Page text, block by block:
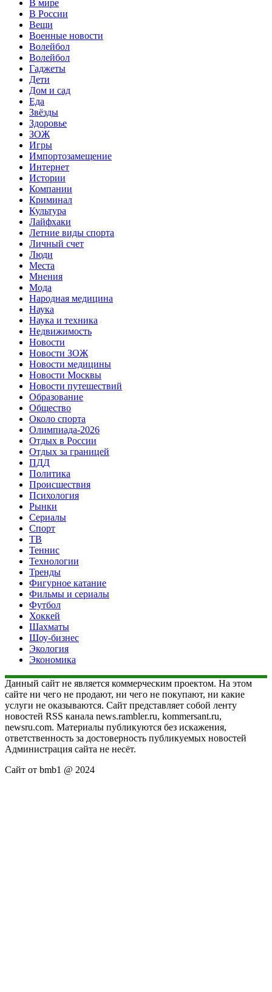
В мире
В России
Вещи
Военные новости
Волейбол
Волейбол
Гаджеты
Дети
Дом и сад
Еда
Звёзды
Здоровье
ЗОЖ
Игры
Импортозамещение
Интернет
Истории
Компании
Криминал
Культура
Лайфхаки
Летние виды спорта
Личный счет
Люди
Места
Мнения
Мода
Народная медицина
Наука
Наука и техника
Недвижимость
Новости
Новости ЗОЖ
Новости медицины
Новости Москвы
Новости путешествий
Образование
Общество
Около спорта
Олимпиада-2026
Отдых в России
Отдых за границей
ПДД
Политика
Происшествия
Психология
Рынки
Сериалы
Спорт
ТВ
Теннис
Технологии
Тренды
Фигурное катание
Фильмы и сериалы
Футбол
Хоккей
Шахматы
Шоу-бизнес
Экология
Экономика
Данный сайт не является коммерческим проектом. На этом
сайте ни чего не продают, ни чего не покупают, ни какие
услуги не оказываются. Сайт представляет собой ленту
новостей RSS канала news.rambler.ru, kommersant.ru,
newsru.com. Материалы публикуются без искажения,
ответственность за достоверность публикуемых новостей
Администрация сайта не несёт.
Сайт от bmb1 @ 2024